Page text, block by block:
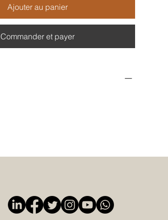
Ajouter au panier
Commander et payer